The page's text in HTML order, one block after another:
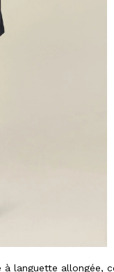
à languette allongée,